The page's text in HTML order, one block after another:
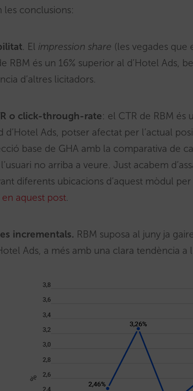
les conclusions:
. El impression share (les vegades que
RBM és un 16% superior al d’Hotel Ads,
d’altres licitadors.
o click-through-rate: el CTR de RBM és
d’Hotel Ads, potser afectat per l’actual
base de GHA amb la comparativa de
no arriba a veure. Just acabem
diferents ubicacions d’aquest mòdul
aquest post.
incrementals. RBM suposa al juny ja
Ads, a més amb una clara tendència a